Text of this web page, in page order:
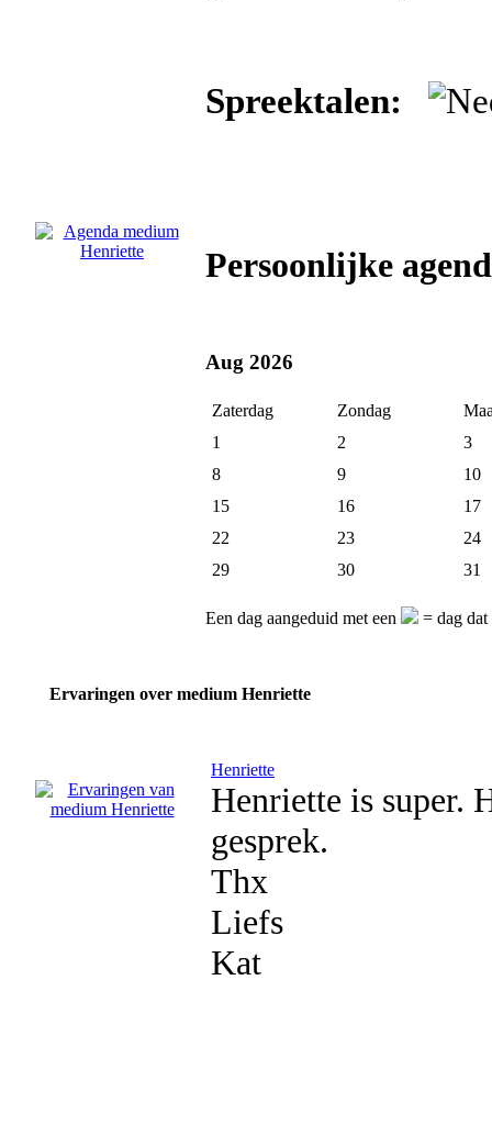
Spreektalen:
Persoonlijke
Aug 2026
Zaterdag Zondag
1
2
3
8
9
10
15
16
17
22
23
24
29
30 31
Een dag aangeduid met een = dag
Ervaringen over medium Henriette
Henriette
Henriette is super.
gesprek.
Thx
Liefs
Kat